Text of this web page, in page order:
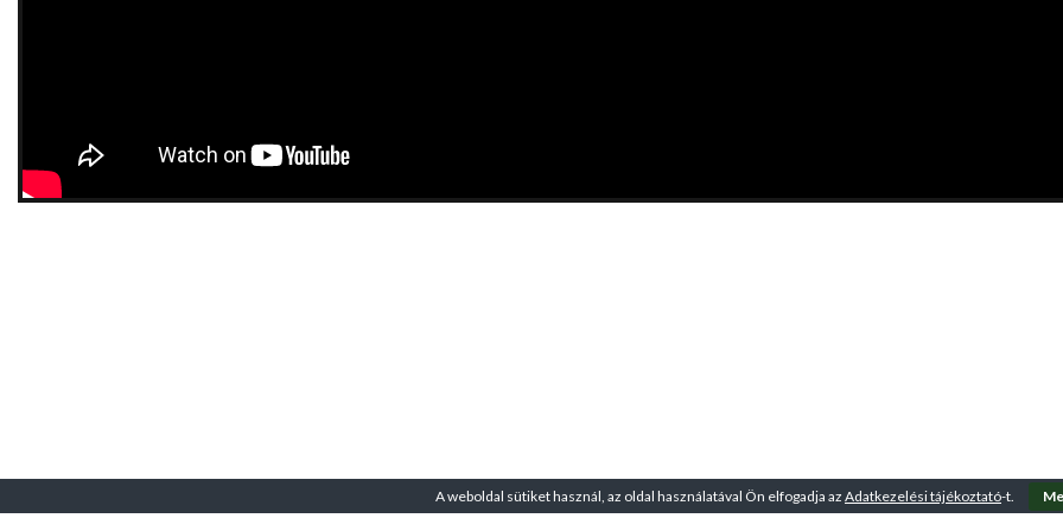
A weboldal sütiket használ, az oldal használatával Ön elfogadja az Adatkezelési tájékoztató-t.